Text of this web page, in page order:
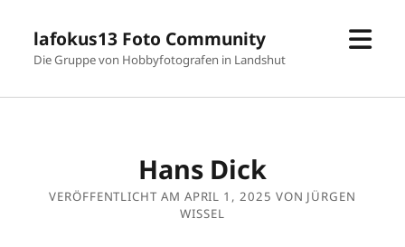
lafokus13 Foto Community
Die Gruppe von Hobbyfotografen in Landshut
Hans Dick
VERÖFFENTLICHT AM APRIL 1, 2025 VON JÜRGEN
WISSEL